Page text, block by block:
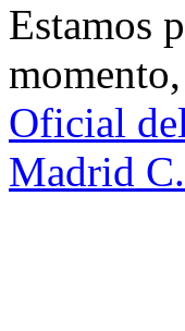
Estamos
Oficial
Madrid